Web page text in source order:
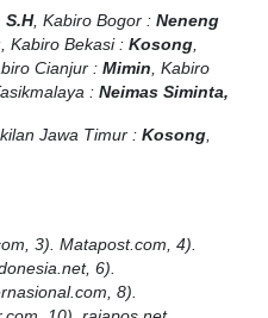
S.H, Kabiro Bogor : Neneng
, Kabiro Bekasi : Kosong
Cianjur : Mimin , Kabiro
: Neimas Siminta,
Jawa Timur : Kosong
3). Matapost.com, 4).
6).
8).